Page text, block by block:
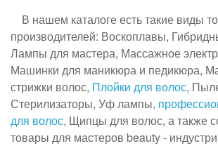
В нашем каталоге есть такие виды
производителей: Воскоплавы,
Лампы для мастера, Массажное
Машинки для маникюра и педикюра,
стрижки волос, Плойки для волос,
Стерилизаторы, Уф лампы,
для волос, Щипцы для волос, а также
товары для мастеров beauty -